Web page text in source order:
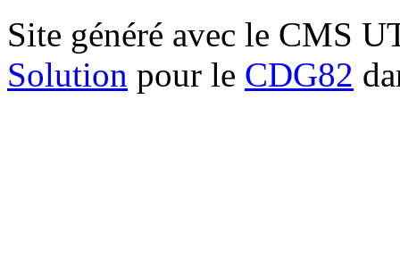
Site généré avec le CMS
Solution pour le CDG82